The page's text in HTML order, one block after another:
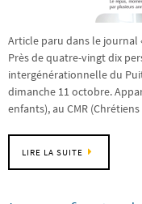
Article paru dans le journal
Près de quatre-vingt dix
intergénérationnelle du
dimanche 11 octobre.
enfants), au CMR
LIRE LA SUITE